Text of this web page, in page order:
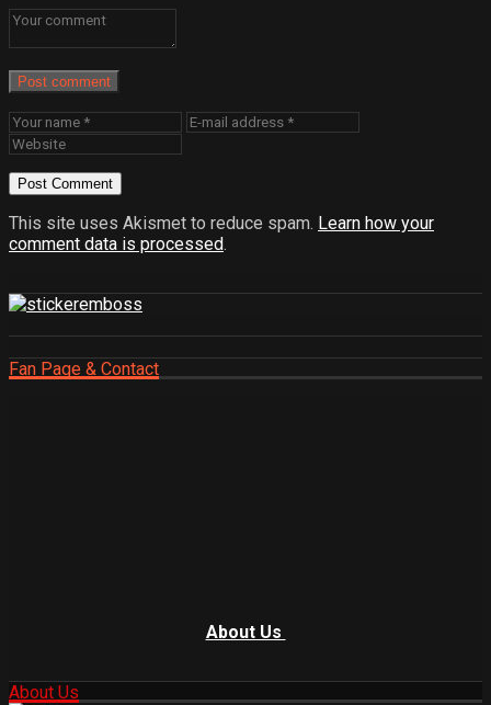
Post comment
This site uses Akismet to reduce spam. Learn how your
comment data is processed.
Fan Page & Contact
About Us
About Us